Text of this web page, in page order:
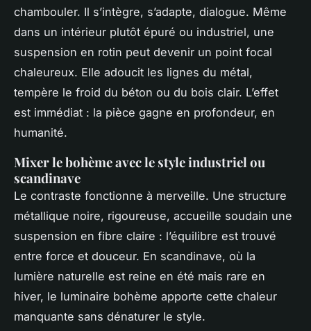
chambouler. Il s’intègre, s’adapte, dialogue. Même
dans un intérieur plutôt épuré ou industriel, une
suspension en rotin peut devenir un point focal
chaleureux. Elle adoucit les lignes du métal,
tempère le froid du béton ou du bois clair. L’effet
est immédiat : la pièce gagne en profondeur, en
humanité.
Mixer le bohème avec le style industriel ou
scandinave
Le contraste fonctionne à merveille. Une structure
métallique noire, rigoureuse, accueille soudain une
suspension en fibre claire : l’équilibre est trouvé
entre force et douceur. En scandinave, où la
lumière naturelle est reine en été mais rare en
hiver, le luminaire bohème apporte cette chaleur
manquante sans dénaturer le style.